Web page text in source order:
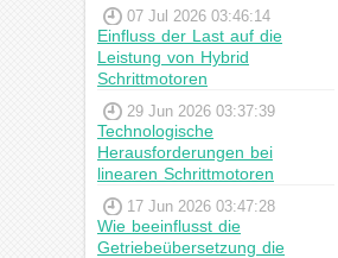
07 Jul 2026 03:46:14
Einfluss der Last auf die
Leistung von Hybrid
Schrittmotoren
29 Jun 2026 03:37:39
Technologische
Herausforderungen bei
linearen Schrittmotoren
17 Jun 2026 03:47:28
Wie beeinflusst die
Getriebeübersetzung die